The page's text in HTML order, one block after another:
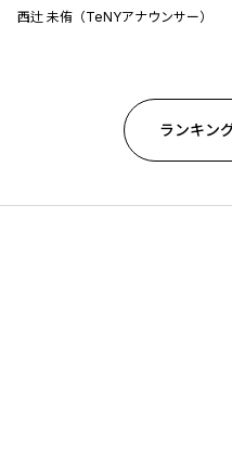
西辻 未侑（TeNYアナウンサー）
ランキン